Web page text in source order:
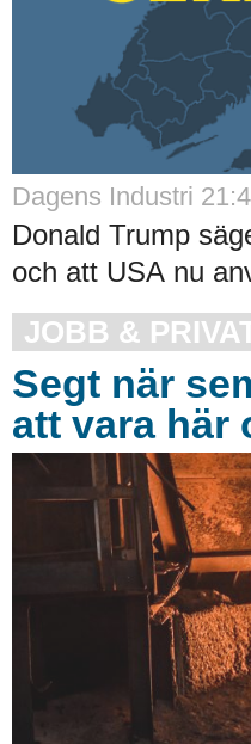
Dagens Industri
Donald Trump
och att USA nu
JOBB &
Segt när
att vara här